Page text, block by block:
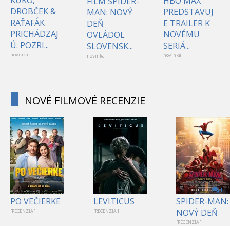
DROBČEK &
RAŤAFÁK
PRICHÁDZAJ
Ú. POZRI...
novinka
MAN: NOVÝ
DEŇ
OVLÁDOL
SLOVENSK...
novinka
PREDSTAVUJ
E TRAILER K
NOVÉMU
SERIÁ...
novinka
NOVÉ FILMOVÉ RECENZIE
PO VEČIERKE
[RECENZIA ]
LEVITICUS
[RECENZIA ]
1
SPIDER-MAN:
NOVÝ DEŇ
[RECENZIA ]